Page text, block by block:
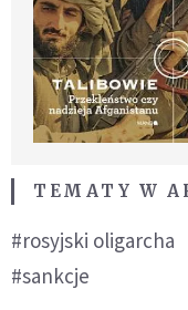
TEMATY W
#rosyjski oligarcha
#sankcje